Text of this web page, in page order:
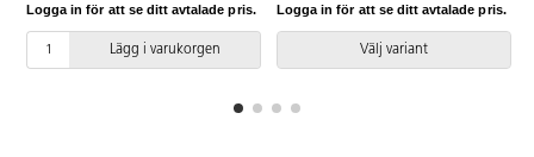
Logga in för att se ditt avtalade pris.
Lägg i varukorgen
Logga in för att se ditt avtalade pris.
Välj variant